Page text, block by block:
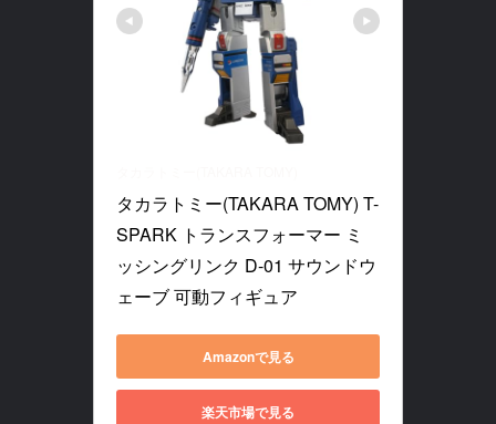
タカラトミー(TAKARA TOMY) T-
SPARK トランスフォーマー ミ
ッシングリンク D-01 サウンドウ
ェーブ 可動フィギュア
Amazonで見る
楽天市場で見る